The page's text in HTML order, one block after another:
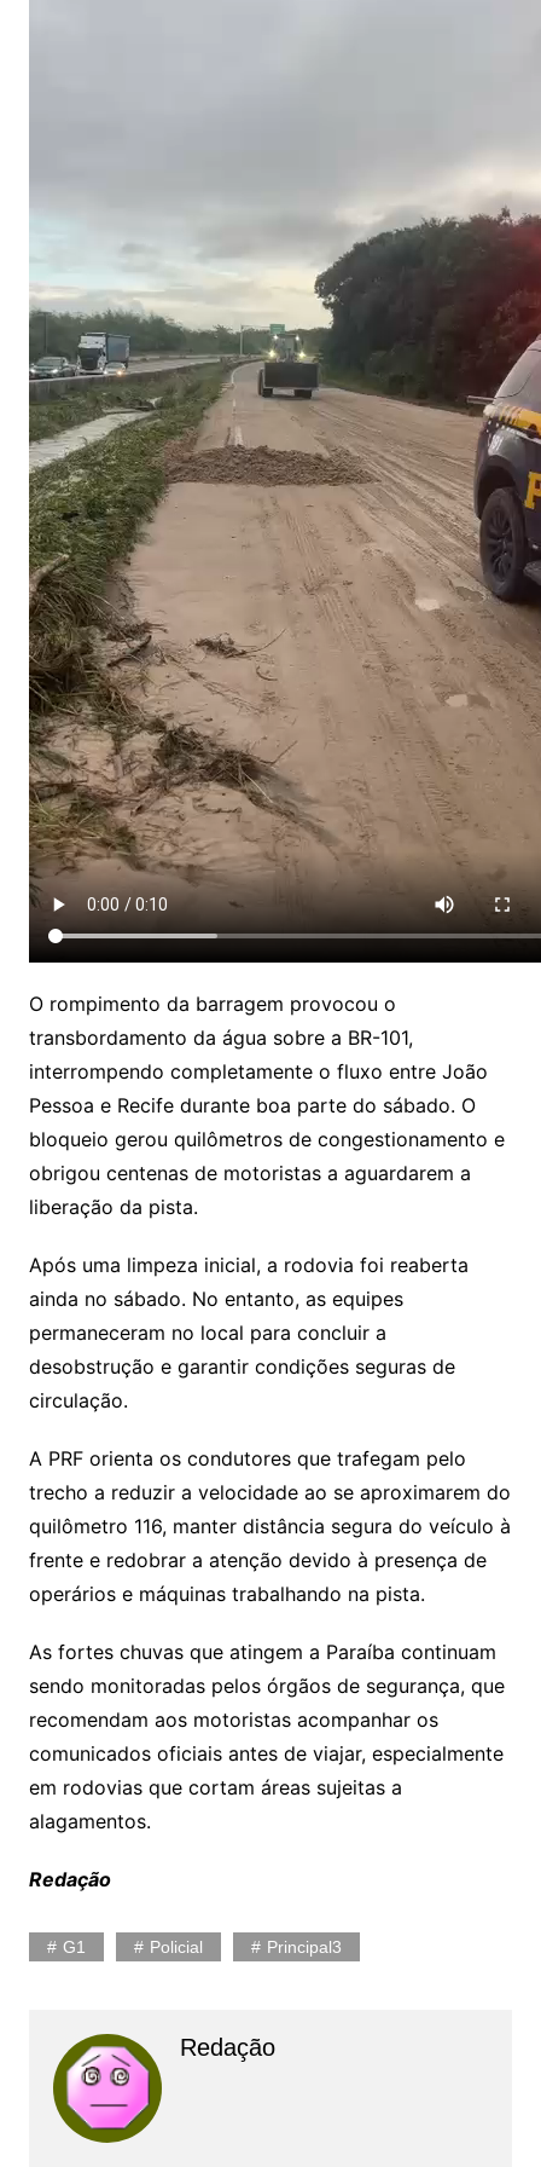
O rompimento da barragem provocou o
transbordamento da água sobre a BR-101,
interrompendo completamente o fluxo entre João
Pessoa e Recife durante boa parte do sábado. O
bloqueio gerou quilômetros de congestionamento e
obrigou centenas de motoristas a aguardarem a
liberação da pista.
Após uma limpeza inicial, a rodovia foi reaberta
ainda no sábado. No entanto, as equipes
permaneceram no local para concluir a
desobstrução e garantir condições seguras de
circulação.
A PRF orienta os condutores que trafegam pelo
trecho a reduzir a velocidade ao se aproximarem do
quilômetro 116, manter distância segura do veículo à
frente e redobrar a atenção devido à presença de
operários e máquinas trabalhando na pista.
As fortes chuvas que atingem a Paraíba continuam
sendo monitoradas pelos órgãos de segurança, que
recomendam aos motoristas acompanhar os
comunicados oficiais antes de viajar, especialmente
em rodovias que cortam áreas sujeitas a
alagamentos.
Redação
G1 Policial Principal3
Redação